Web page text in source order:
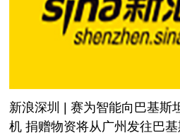
新浪深圳 | 赛为智能向巴基斯
机 捐赠物资将从广州发往巴基